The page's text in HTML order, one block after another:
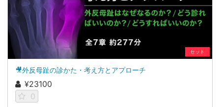
セット
🎥外反母趾の診かた・考え方とアプローチ
¥23100
0